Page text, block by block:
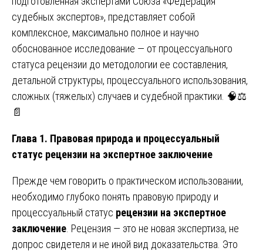
судебных экспертов», представляет собой
комплексное, максимально полное и научно
обоснованное исследование — от процессуального
статуса рецензии до методологии ее составления,
детальной структуры, процессуального использования,
сложных (тяжелых) случаев и судебной практики. 🧠⚖️
📄
Глава 1. Правовая природа и процессуальный
статус рецензии на экспертное заключение
Прежде чем говорить о практическом использовании,
необходимо глубоко понять правовую природу и
процессуальный статус рецензии на экспертное
заключение . Рецензия — это не новая экспертиза, не
допрос свидетеля и не иной вид доказательства. Это